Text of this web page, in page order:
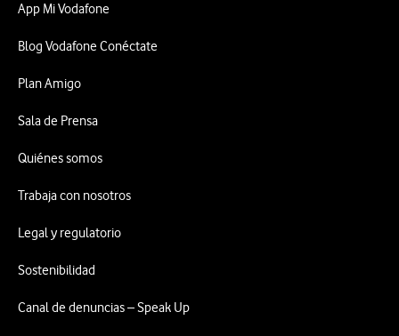
App Mi Vodafone
Blog Vodafone Conéctate
Plan Amigo
Sala de Prensa
Quiénes somos
Trabaja con nosotros
Legal y regulatorio
Sostenibilidad
Canal de denuncias – Speak Up